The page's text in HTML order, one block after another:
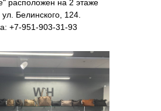
расположен на 2 этаже
Белинского, 124.
+7-951-903-31-93